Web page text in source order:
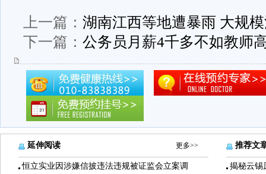
上一篇： 湖南江西等地遭暴雨 大规
下一篇： 公务员月薪4千多不如教师
延伸阅读 更多>>
恒立实业因涉嫌信披违法违规被证监会立案调
推荐文
揭秘云锡